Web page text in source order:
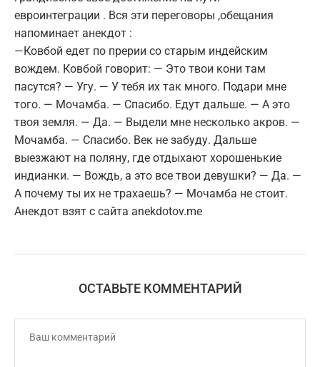
евроинтеграции . Вся эти переговоры ,обещания
напоминает анекдот :
—Ковбой едет по прерии со старым индейским
вождем. Ковбой говорит: — Это твои кони там
пасутся? — Угу. — У тебя их так много. Подари мне
того. — Мочамба. — Спасибо. Едут дальше. — А это
твоя земля. — Да. — Выдели мне несколько акров. —
Мочамба. — Спасибо. Век не забуду. Дальше
выезжают на поляну, где отдыхают хорошенькие
индианки. — Вождь, а это все твои девушки? — Да. —
А почему ты их не трахаешь? — Мочамба не стоит.
Анекдот взят с сайта anekdotov.me
ОСТАВЬТЕ КОММЕНТАРИЙ